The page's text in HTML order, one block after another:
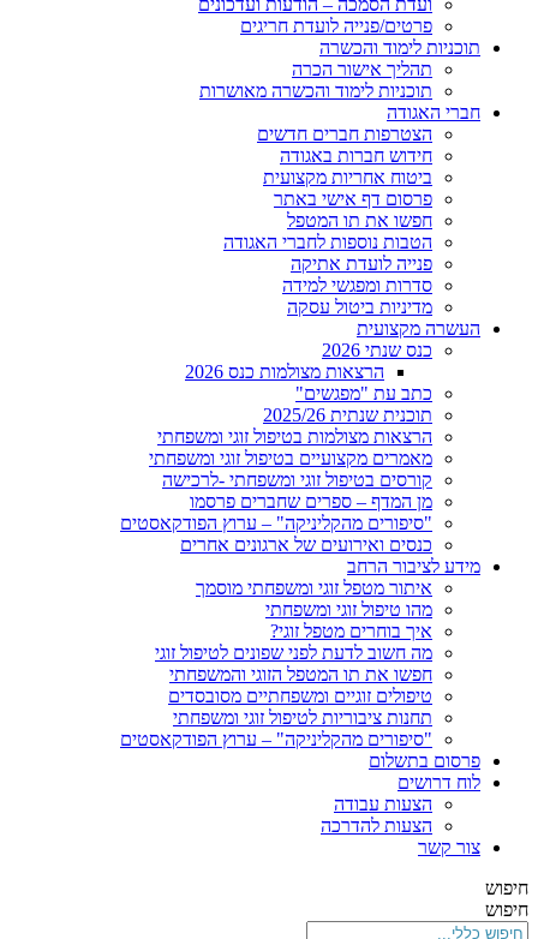
ועדת הסמכה – הודעות ועדכונים
פרטים/פנייה לועדת חריגים
תוכניות לימוד והכשרה
תהליך אישור הכרה
תוכניות לימוד והכשרה מאושרות
חברי האגודה
הצטרפות חברים חדשים
חידוש חברות באגודה
ביטוח אחריות מקצועית
פרסום דף אישי באתר
חפשו את תו המטפל
הטבות נוספות לחברי האגודה
פנייה לועדת אתיקה
סדרות ומפגשי למידה
מדיניות ביטול עסקה
העשרה מקצועית
כנס שנתי 2026
הרצאות מצולמות כנס 2026
כתב עת "מפגשים"
תוכנית שנתית 2025/26
הרצאות מצולמות בטיפול זוגי ומשפחתי
מאמרים מקצועיים בטיפול זוגי ומשפחתי
קורסים בטיפול זוגי ומשפחתי -לרכישה
מן המדף – ספרים שחברים פרסמו
"סיפורים מהקליניקה" – ערוץ הפודקאסטים
כנסים ואירועים של ארגונים אחרים
מידע לציבור הרחב
איתור מטפל זוגי ומשפחתי מוסמך
מהו טיפול זוגי ומשפחתי
איך בוחרים מטפל זוגי?
מה חשוב לדעת לפני שפונים לטיפול זוגי
חפשו את תו המטפל הזוגי והמשפחתי
טיפולים זוגיים ומשפחתיים מסובסדים
תחנות ציבוריות לטיפול זוגי ומשפחתי
"סיפורים מהקליניקה" – ערוץ הפודקאסטים
פרסום בתשלום
לוח דרושים
הצעות עבודה
הצעות להדרכה
צור קשר
חיפוש
חיפוש